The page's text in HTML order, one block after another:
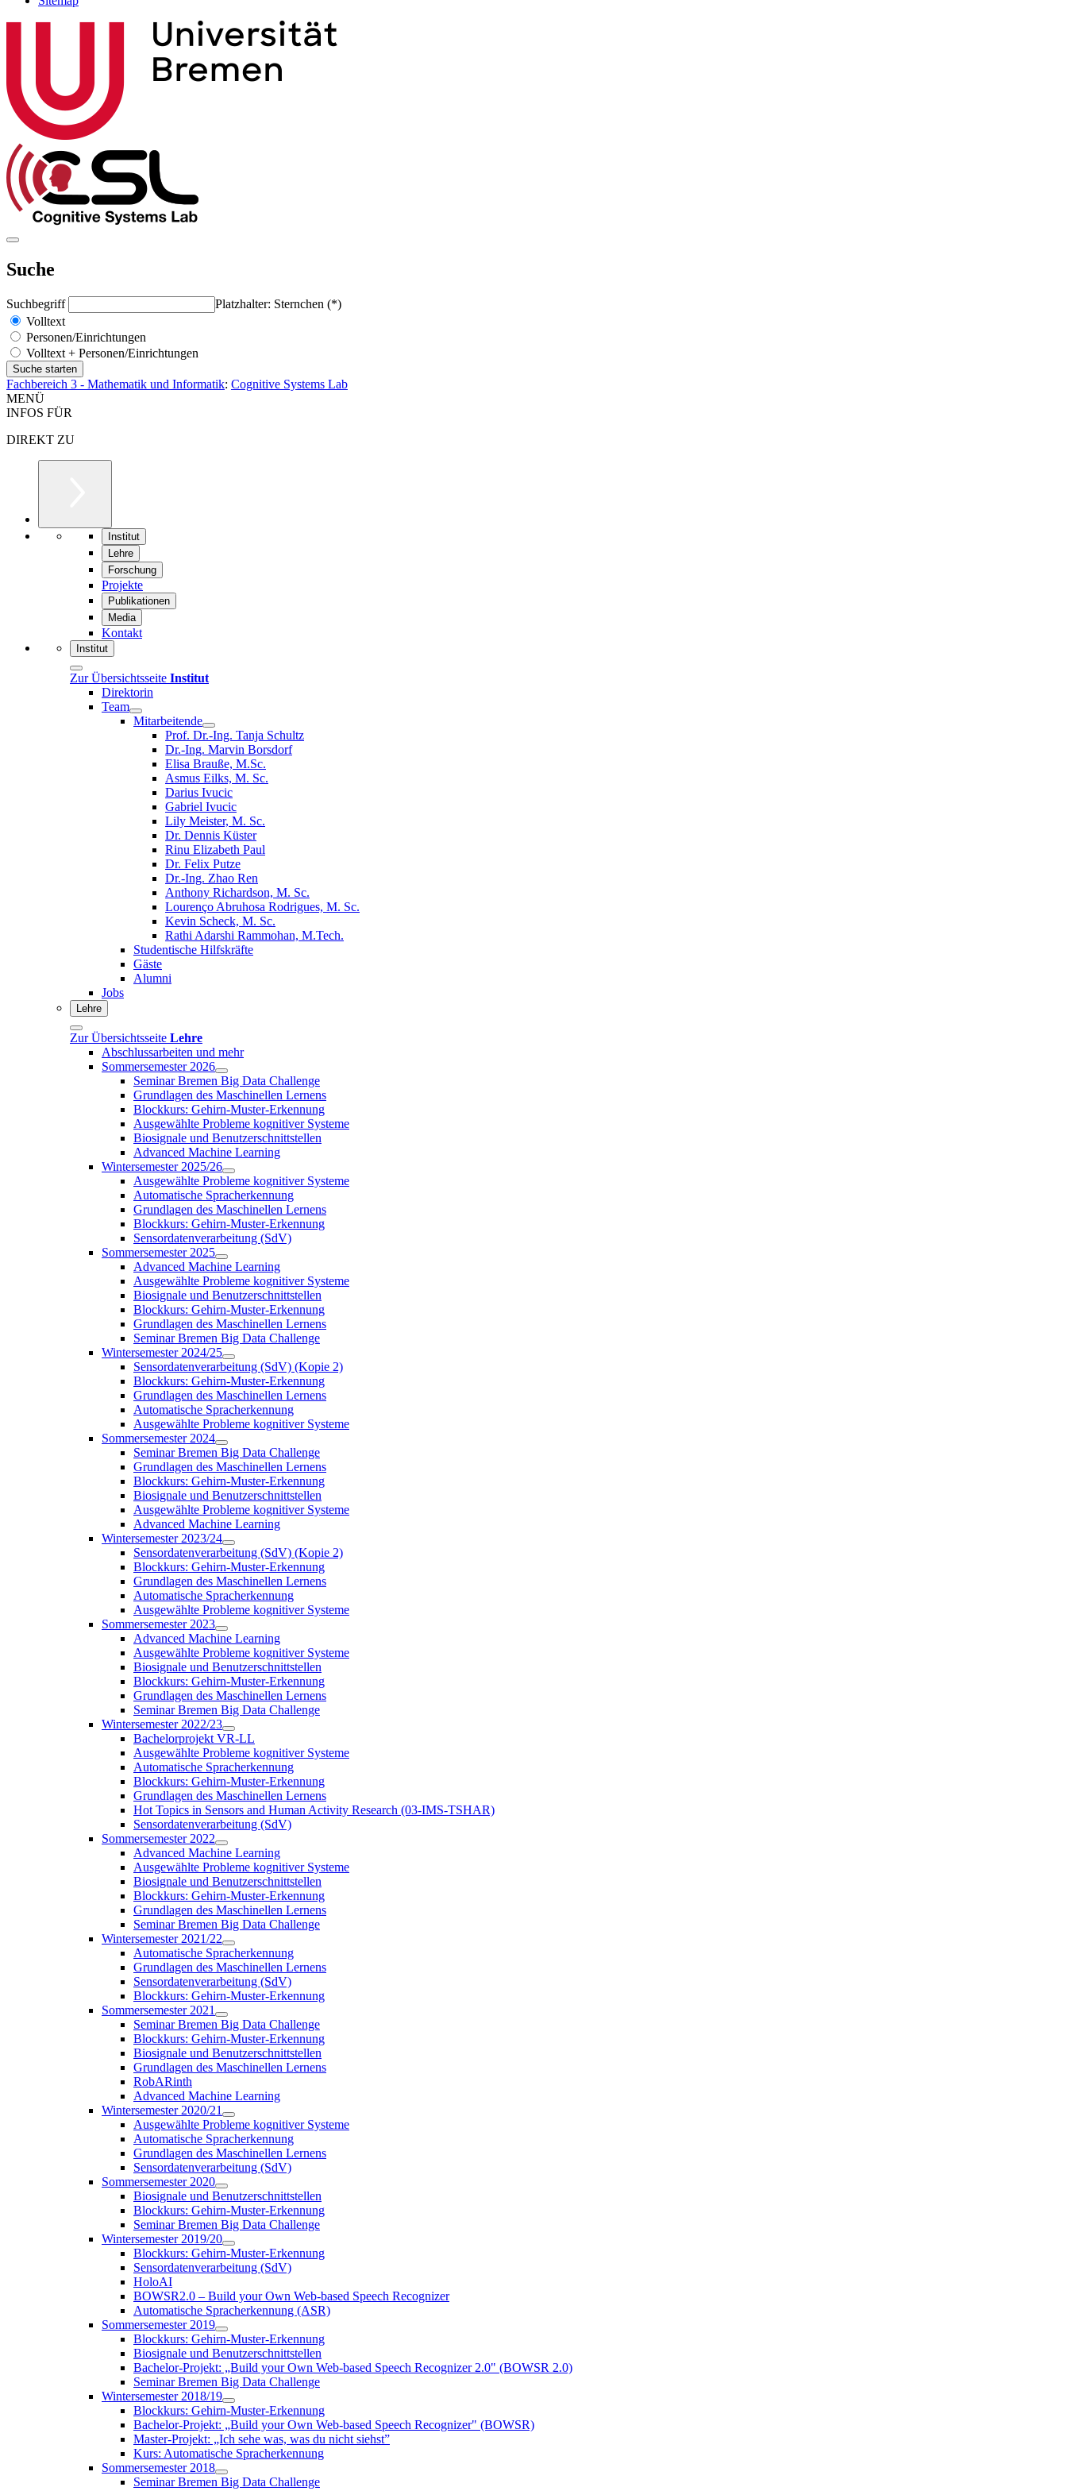
Suche
Suchbegriff
Platzhalter: Sternchen (*)
Volltext
Personen/Einrichtungen
Volltext + Personen/Einrichtungen
Fachbereich 3 - Mathematik und Informatik: Cognitive Systems Lab
MENÜ
INFOS FÜR
DIREKT ZU
Institut
Lehre
Forschung
Projekte
Publikationen
Media
Kontakt
Institut
Zur Übersichtsseite Institut
Direktorin
Team
Mitarbeitende
Prof. Dr.-Ing. Tanja Schultz
Dr.-Ing. Marvin Borsdorf
Elisa Brauße, M.Sc.
Asmus Eilks, M. Sc.
Darius Ivucic
Gabriel Ivucic
Lily Meister, M. Sc.
Dr. Dennis Küster
Rinu Elizabeth Paul
Dr. Felix Putze
Dr.-Ing. Zhao Ren
Anthony Richardson, M. Sc.
Lourenço Abruhosa Rodrigues, M. Sc.
Kevin Scheck, M. Sc.
Rathi Adarshi Rammohan, M.Tech.
Studentische Hilfskräfte
Gäste
Alumni
Jobs
Lehre
Zur Übersichtsseite Lehre
Abschlussarbeiten und mehr
Sommersemester 2026
Seminar Bremen Big Data Challenge
Grundlagen des Maschinellen Lernens
Blockkurs: Gehirn-Muster-Erkennung
Ausgewählte Probleme kognitiver Systeme
Biosignale und Benutzerschnittstellen
Advanced Machine Learning
Wintersemester 2025/26
Ausgewählte Probleme kognitiver Systeme
Automatische Spracherkennung
Grundlagen des Maschinellen Lernens
Blockkurs: Gehirn-Muster-Erkennung
Sensordatenverarbeitung (SdV)
Sommersemester 2025
Advanced Machine Learning
Ausgewählte Probleme kognitiver Systeme
Biosignale und Benutzerschnittstellen
Blockkurs: Gehirn-Muster-Erkennung
Grundlagen des Maschinellen Lernens
Seminar Bremen Big Data Challenge
Wintersemester 2024/25
Sensordatenverarbeitung (SdV) (Kopie 2)
Blockkurs: Gehirn-Muster-Erkennung
Grundlagen des Maschinellen Lernens
Automatische Spracherkennung
Ausgewählte Probleme kognitiver Systeme
Sommersemester 2024
Seminar Bremen Big Data Challenge
Grundlagen des Maschinellen Lernens
Blockkurs: Gehirn-Muster-Erkennung
Biosignale und Benutzerschnittstellen
Ausgewählte Probleme kognitiver Systeme
Advanced Machine Learning
Wintersemester 2023/24
Sensordatenverarbeitung (SdV) (Kopie 2)
Blockkurs: Gehirn-Muster-Erkennung
Grundlagen des Maschinellen Lernens
Automatische Spracherkennung
Ausgewählte Probleme kognitiver Systeme
Sommersemester 2023
Advanced Machine Learning
Ausgewählte Probleme kognitiver Systeme
Biosignale und Benutzerschnittstellen
Blockkurs: Gehirn-Muster-Erkennung
Grundlagen des Maschinellen Lernens
Seminar Bremen Big Data Challenge
Wintersemester 2022/23
Bachelorprojekt VR-LL
Ausgewählte Probleme kognitiver Systeme
Automatische Spracherkennung
Blockkurs: Gehirn-Muster-Erkennung
Grundlagen des Maschinellen Lernens
Hot Topics in Sensors and Human Activity Research (03-IMS-TSHAR)
Sensordatenverarbeitung (SdV)
Sommersemester 2022
Advanced Machine Learning
Ausgewählte Probleme kognitiver Systeme
Biosignale und Benutzerschnittstellen
Blockkurs: Gehirn-Muster-Erkennung
Grundlagen des Maschinellen Lernens
Seminar Bremen Big Data Challenge
Wintersemester 2021/22
Automatische Spracherkennung
Grundlagen des Maschinellen Lernens
Sensordatenverarbeitung (SdV)
Blockkurs: Gehirn-Muster-Erkennung
Sommersemester 2021
Seminar Bremen Big Data Challenge
Blockkurs: Gehirn-Muster-Erkennung
Biosignale und Benutzerschnittstellen
Grundlagen des Maschinellen Lernens
RobARinth
Advanced Machine Learning
Wintersemester 2020/21
Ausgewählte Probleme kognitiver Systeme
Automatische Spracherkennung
Grundlagen des Maschinellen Lernens
Sensordatenverarbeitung (SdV)
Sommersemester 2020
Biosignale und Benutzerschnittstellen
Blockkurs: Gehirn-Muster-Erkennung
Seminar Bremen Big Data Challenge
Wintersemester 2019/20
Blockkurs: Gehirn-Muster-Erkennung
Sensordatenverarbeitung (SdV)
HoloAI
BOWSR2.0 – Build your Own Web-based Speech Recognizer
Automatische Spracherkennung (ASR)
Sommersemester 2019
Blockkurs: Gehirn-Muster-Erkennung
Biosignale und Benutzerschnittstellen
Bachelor-Projekt: „Build your Own Web-based Speech Recognizer 2.0" (BOWSR 2.0)
Seminar Bremen Big Data Challenge
Wintersemester 2018/19
Blockkurs: Gehirn-Muster-Erkennung
Bachelor-Projekt: „Build your Own Web-based Speech Recognizer" (BOWSR)
Master-Projekt: „Ich sehe was, was du nicht siehst”
Kurs: Automatische Spracherkennung
Sommersemester 2018
Seminar Bremen Big Data Challenge